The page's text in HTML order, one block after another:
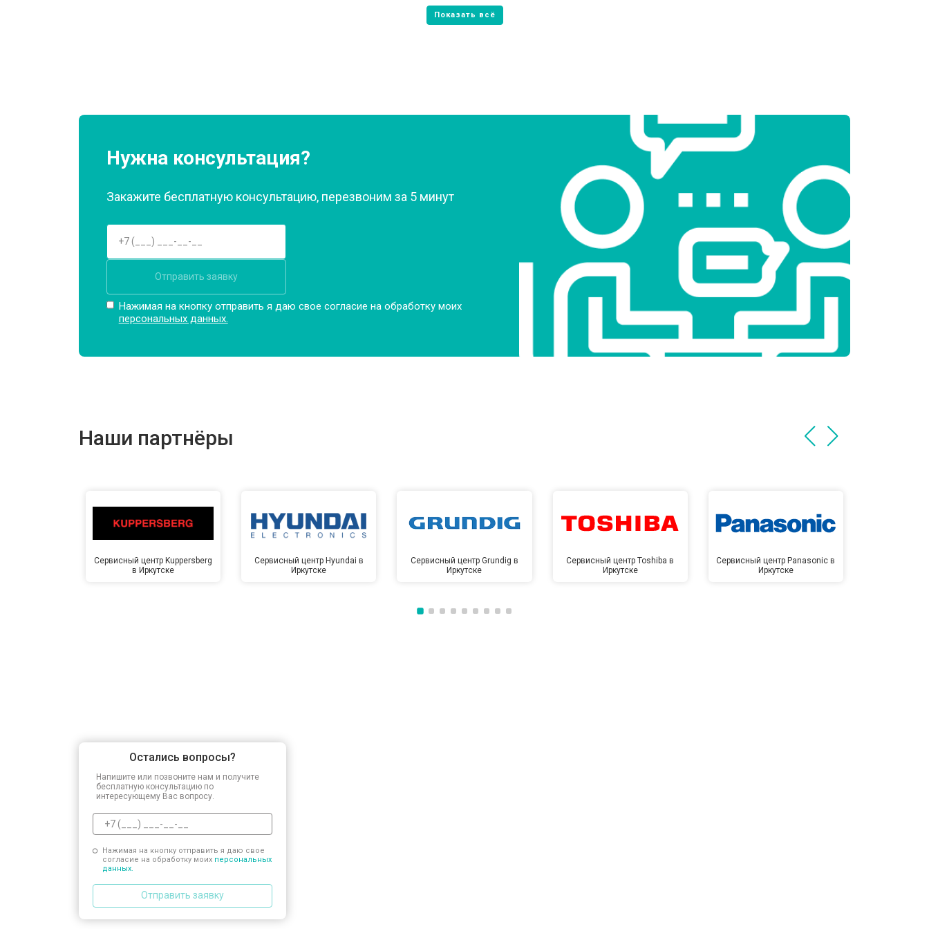
от 80 мин
Нужна консультация?
Закажите бесплатную консультацию, перезвоним за 5 минут
Отправить заявку
Нажимая на кнопку отправить я даю свое согласие на обработку моих
персональных данных.
Наши партнёры
Сервисный центр Kuppersberg
в Иркутске
Сервисный центр Hyundai в
Иркутске
Сервисный центр Grundig в
Иркутске
Сервисный центр Toshiba в
Иркутске
Сервисный центр Panasonic в
Иркутске
Остались вопросы?
Напишите или позвоните нам и получите
бесплатную консультацию по
интересующему Вас вопросу.
Нажимая на кнопку отправить я даю свое
согласие на обработку моих персональных
данных.
Отправить заявку